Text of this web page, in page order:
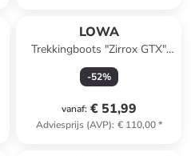
LOWA
Trekkingboots "Zirrox GTX"
zwart
-52%
vanaf: € 51,99
Adviesprijs (AVP): € 110,00*